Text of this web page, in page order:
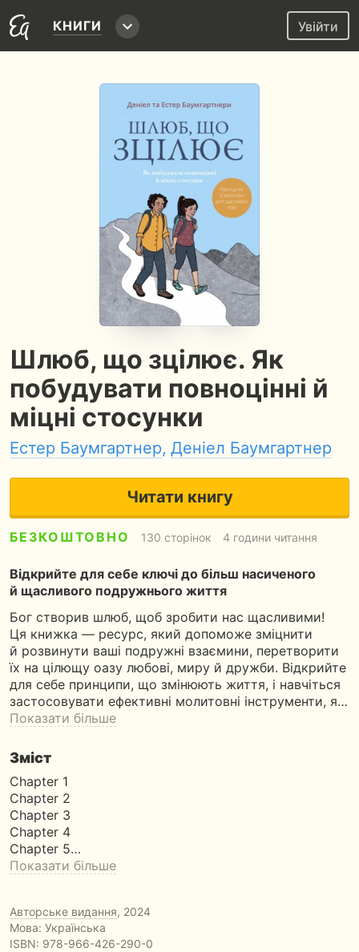
КНИГИ Увійти
Шлюб, що зцілює. Як
побудувати повноцінні й
міцні стосунки
Естер Баумгартнер, Деніел Баумгартнер
Читати книгу
БЕЗКОШТОВНО 130 сторінок 4 години читання
Відкрийте для себе ключі до більш насиченого
й щасливого подружнього життя
Бог створив шлюб, щоб зробити нас щасливими!
Ця книжка — ресурс, який допоможе зміцнити
й розвинути ваші подружні взаємини, перетворити
їх на цілющу оазу любові, миру й дружби. Відкрийте
для себе принципи, що змінюють життя, і навчіться
застосовувати ефективні молитовні інструменти, я…
Показати більше
Зміст
Chapter 1
Chapter 2
Chapter 3
Chapter 4
Chapter 5…
Показати більше
Авторське видання, 2024
Мова: Українська
ISBN: 978-966-426-290-0